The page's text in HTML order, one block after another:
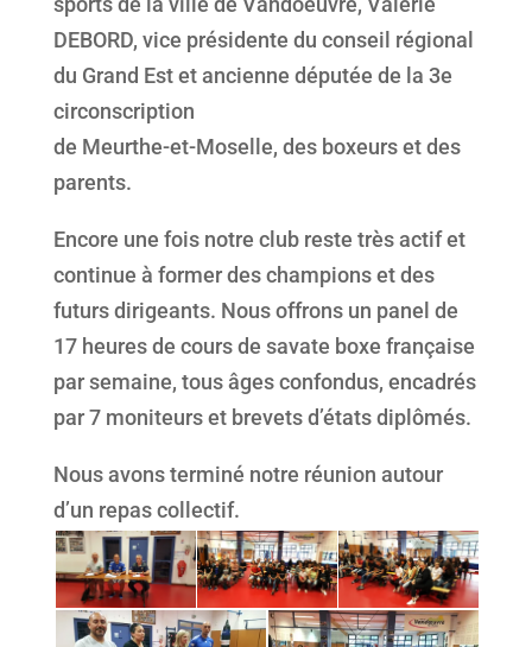
DEBORD, vice présidente du conseil régional
du Grand Est et ancienne députée de la 3e
circonscription
de Meurthe-et-Moselle, des boxeurs et des
parents.
Encore une fois notre club reste très actif et
continue à former des champions et des
futurs dirigeants. Nous offrons un panel de
17 heures de cours de savate boxe française
par semaine, tous âges confondus, encadrés
par 7 moniteurs et brevets d’états diplômés.
Nous avons terminé notre réunion autour
d’un repas collectif.